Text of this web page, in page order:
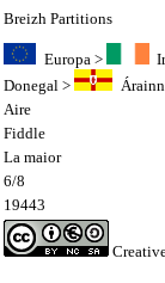
Breizh Partitions
Europa>
Donegal >
Aire
Fiddle
La maior
6/8
19443